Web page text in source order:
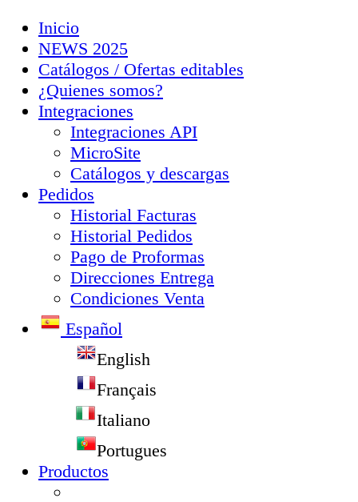
Inicio
NEWS 2025
Catálogos / Ofertas editables
¿Quienes somos?
Integraciones
Integraciones API
MicroSite
Catálogos y descargas
Pedidos
Historial Facturas
Historial Pedidos
Pago de Proformas
Direcciones Entrega
Condiciones Venta
Español
English
Français
Italiano
Portugues
Productos